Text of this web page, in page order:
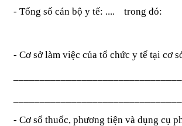
- Tổng số cán bộ y tế: .... trong đó:
- Cơ sở làm việc của tổ chức y tế tại cơ
- Cơ số thuốc, phương tiện và dụng cụ